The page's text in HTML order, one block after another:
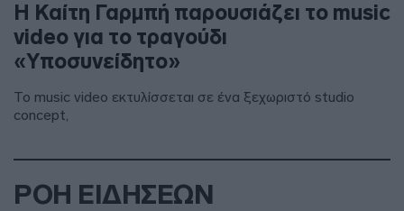
H Καίτη Γαρμπή παρουσιάζει το music
video για το τραγούδι
«Υποσυνείδητο»
Το music video εκτυλίσσεται σε ένα ξεχωριστό studio
concept,
ΡΟΗ ΕΙΔΗΣΕΩΝ